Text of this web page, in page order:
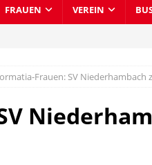
FRAUEN VEREIN
Frauen: SV Niederhambach